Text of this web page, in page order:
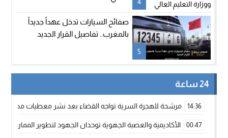
5
صفائح السيارات تدخل عهداً جديداً
بالمغرب.. تفاصيل القرار الجديد
24 ساعة
14:36 مرشحة للهجرة السرية تواجه القضاء بعد نشر معطيات مضللة
00:47 الأكاديمية والعصبة الجهوية توحدان الجهود لتطوير الممارسة